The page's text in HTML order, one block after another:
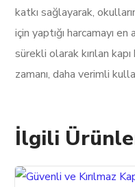
katkı sağlayarak,
için yaptığı harcamayı en
sürekli olarak kırılan
zamanı, daha verimli
İlgili